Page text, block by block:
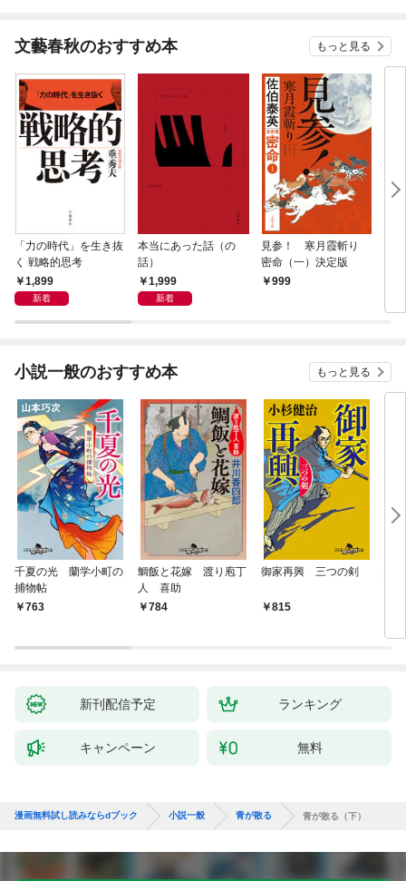
文藝春秋のおすすめ本 もっと見る
「力の時代」を生き抜
く 戦略的思考
1,899
新着
本当にあった話（の
話）
1,999
新着
見参！ 寒月霞斬り
密命（一）決定版
999
小説一般のおすすめ本 もっと見る
千夏の光 蘭学小町の
捕物帖
763
鯛飯と花嫁 渡り庖丁
人 喜助
784
御家再興 三つの剣
815
新刊配信予定 ランキング
キャンペーン 無料
漫画無料試し読みならdブック 小説一般 青が散る 青が散る（下）